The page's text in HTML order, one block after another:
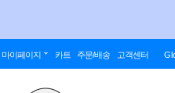
마이페이지 카트 주문/배송 고객센터